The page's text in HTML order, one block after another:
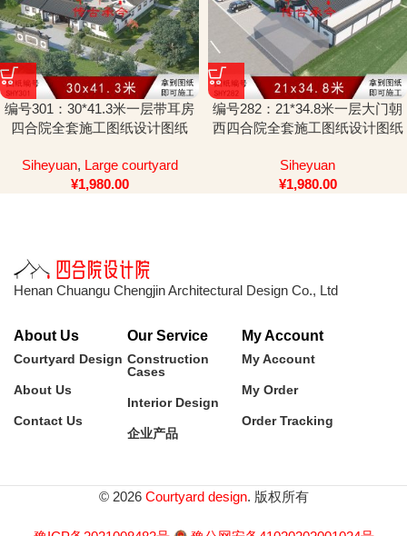
编号301：30*41.3米一层带耳房
四合院全套施工图纸设计图纸
Siheyuan, Large courtyard
¥1,980.00
编号282：21*34.8米一层大门朝
西四合院全套施工图纸设计图纸
Siheyuan
¥1,980.00
Henan Chuangu Chengjin Architectural Design Co., Ltd
About Us
Courtyard Design
About Us
Contact Us
Our Service
Construction
Cases
Interior Design
企业产品
My Account
My Account
My Order
Order Tracking
© 2026 Courtyard design. 版权所有